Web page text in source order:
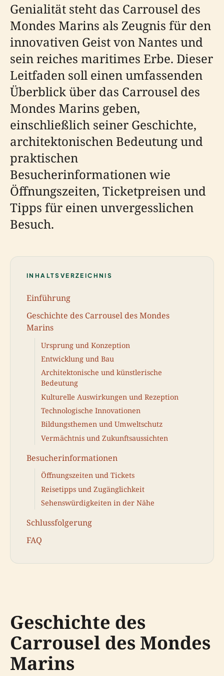
Genialität steht das Carrousel des
Mondes Marins als Zeugnis für den
innovativen Geist von Nantes und
sein reiches maritimes Erbe. Dieser
Leitfaden soll einen umfassenden
Überblick über das Carrousel des
Mondes Marins geben,
einschließlich seiner Geschichte,
architektonischen Bedeutung und
praktischen
Besucherinformationen wie
Öffnungszeiten, Ticketpreisen und
Tipps für einen unvergesslichen
Besuch.
INHALTSVERZEICHNIS
Einführung
Geschichte des Carrousel des Mondes
Marins
Ursprung und Konzeption
Entwicklung und Bau
Architektonische und künstlerische
Bedeutung
Kulturelle Auswirkungen und Rezeption
Technologische Innovationen
Bildungsthemen und Umweltschutz
Vermächtnis und Zukunftsaussichten
Besucherinformationen
Öffnungszeiten und Tickets
Reisetipps und Zugänglichkeit
Sehenswürdigkeiten in der Nähe
Schlussfolgerung
FAQ
Geschichte des
Carrousel des Mondes
Marins